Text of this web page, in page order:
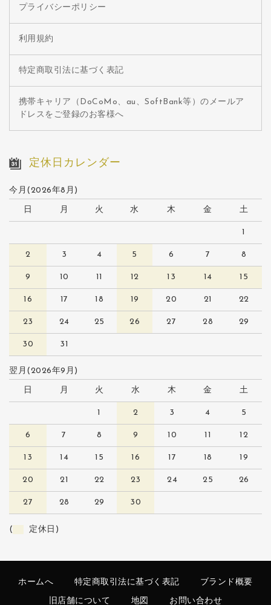
プライバシーポリシー
利用規約
特定商取引法に基づく表記
携帯キャリア（DoCoMo、au、SoftBank等）のメールア
ドレスをご登録のお客様へ
定休日カレンダー
今月(2026年8月)
日 月 火 水 木 金 土
1
2 3 4 5 6 7 8
9 10 11 12 13 14 15
16 17 18 19 20 21 22
23 24 25 26 27 28 29
30 31
翌月(2026年9月)
日 月 火 水 木 金 土
1 2 3 4 5
6 7 8 9 10 11 12
13 14 15 16 17 18 19
20 21 22 23 24 25 26
27 28 29 30
( 定休日)
ホームへ 特定商取引法に基づく表記 ブランド概要
旧店舗について 地図 お問い合わせ